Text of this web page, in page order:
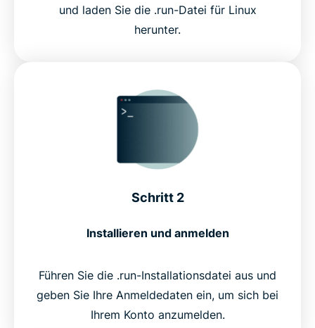
und laden Sie die .run-Datei für Linux
herunter.
Schritt 2
Installieren und anmelden
Führen Sie die .run-Installationsdatei aus und
geben Sie Ihre Anmeldedaten ein, um sich bei
Ihrem Konto anzumelden.